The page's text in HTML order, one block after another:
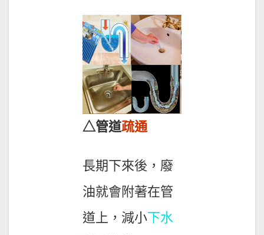
△管道疏通
長期下來後，廢
油就會附著在管
道上，減小下水